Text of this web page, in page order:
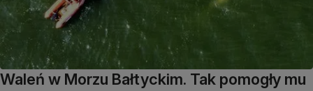
Waleń w Morzu Bałtyckim. Tak pomogły mu